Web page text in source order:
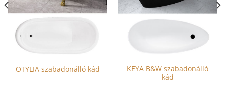
OTYLIA szabadonálló kád
KEYA B&W szabadonálló
kád